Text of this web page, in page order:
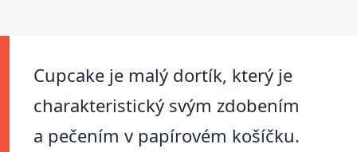
Cupcake je malý dortík, který je
charakteristický svým zdobením
a pečením v papírovém košíčku.